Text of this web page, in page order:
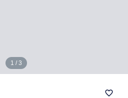
1 / 3
favorite_border